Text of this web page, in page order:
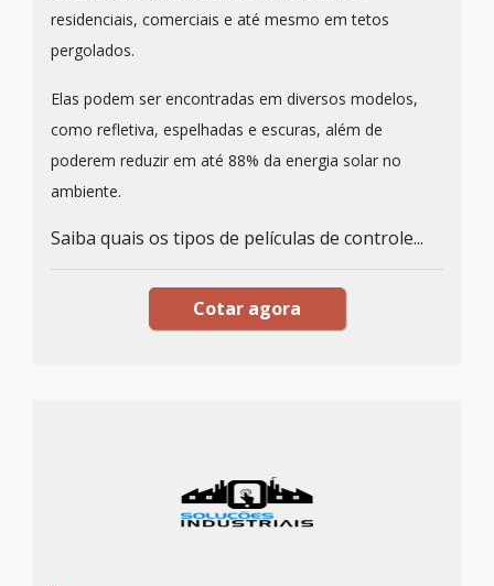
residenciais, comerciais e até mesmo em tetos
pergolados.
Elas podem ser encontradas em diversos modelos,
como refletiva, espelhadas e escuras, além de
poderem reduzir em até 88% da energia solar no
ambiente.
Saiba quais os tipos de películas de controle...
Cotar agora